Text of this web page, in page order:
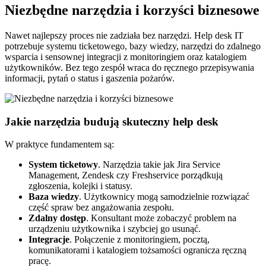
Niezbędne narzędzia i korzyści biznesowe
Nawet najlepszy proces nie zadziała bez narzędzi. Help desk IT
potrzebuje systemu ticketowego, bazy wiedzy, narzędzi do zdalnego
wsparcia i sensownej integracji z monitoringiem oraz katalogiem
użytkowników. Bez tego zespół wraca do ręcznego przepisywania
informacji, pytań o status i gaszenia pożarów.
Jakie narzędzia budują skuteczny help desk
W praktyce fundamentem są:
System ticketowy. Narzędzia takie jak Jira Service
Management, Zendesk czy Freshservice porządkują
zgłoszenia, kolejki i statusy.
Baza wiedzy. Użytkownicy mogą samodzielnie rozwiązać
część spraw bez angażowania zespołu.
Zdalny dostęp. Konsultant może zobaczyć problem na
urządzeniu użytkownika i szybciej go usunąć.
Integracje. Połączenie z monitoringiem, pocztą,
komunikatorami i katalogiem tożsamości ogranicza ręczną
pracę.